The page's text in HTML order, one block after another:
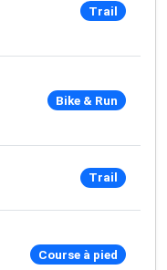
Trail
Bike & Run
Trail
Course à pied